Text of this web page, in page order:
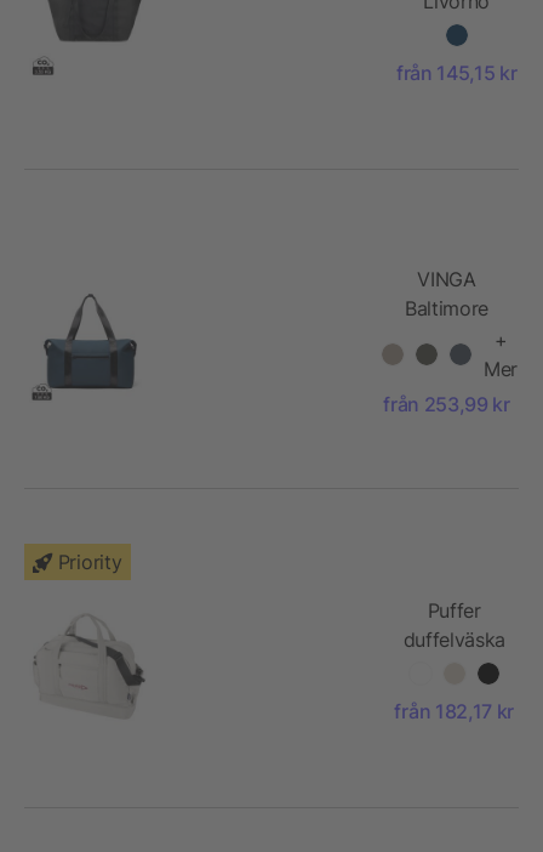
GRS
återvunnen
polyester
från 145,15 kr
VINGA
Baltimore
weekendbag
+
Mer
från 253,99 kr
Priority
Puffer
duffelväska
botten av
från 182,17 kr